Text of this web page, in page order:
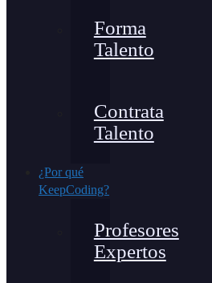
Forma
Talento
Contrata
Talento
¿Por qué
KeepCoding?
Profesores
Expertos